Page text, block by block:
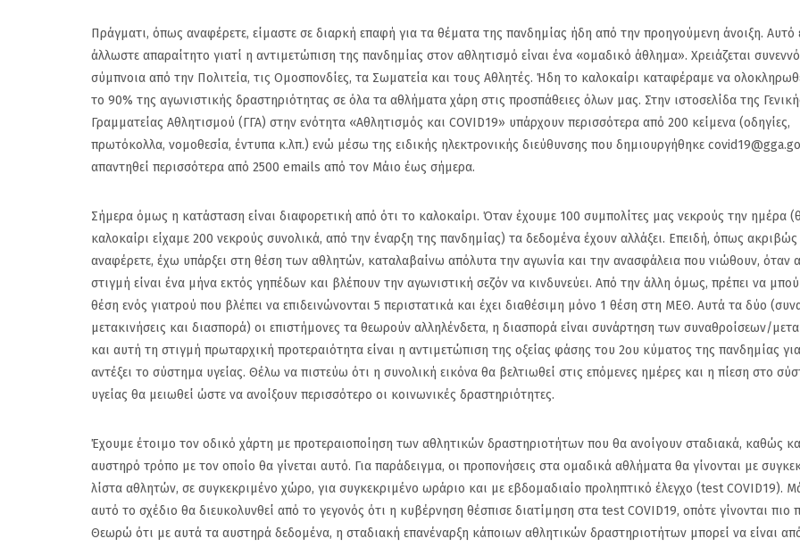
Πράγματι, όπως αναφέρετε, είμαστε σε διαρκή επαφή για τα θέματα της πανδημίας ήδη από την προηγούμενη άνοιξη. Αυτό
άλλωστε απαραίτητο γιατί η αντιμετώπιση της πανδημίας στον αθλητισμό είναι ένα «ομαδικό άθλημα». Χρειάζεται
σύμπνοια από την Πολιτεία, τις Ομοσπονδίες, τα Σωματεία και τους Αθλητές. Ήδη το καλοκαίρι καταφέραμε να
το 90% της αγωνιστικής δραστηριότητας σε όλα τα αθλήματα χάρη στις προσπάθειες όλων μας. Στην ιστοσελίδα της
Γραμματείας Αθλητισμού (ΓΓΑ) στην ενότητα «Αθλητισμός και COVID19» υπάρχουν περισσότερα από 200 κείμενα (οδηγίες,
πρωτόκολλα, νομοθεσία, έντυπα κ.λπ.) ενώ μέσω της ειδικής ηλεκτρονικής διεύθυνσης που δημιουργήθηκε
απαντηθεί περισσότερα από 2500 emails από τον Μάιο έως σήμερα.
Σήμερα όμως η κατάσταση είναι διαφορετική από ότι το καλοκαίρι. Όταν έχουμε 100 συμπολίτες μας νεκρούς την ημέρα
καλοκαίρι είχαμε 200 νεκρούς συνολικά, από την έναρξη της πανδημίας) τα δεδομένα έχουν αλλάξει. Επειδή, όπως ακριβώς
αναφέρετε, έχω υπάρξει στη θέση των αθλητών, καταλαβαίνω απόλυτα την αγωνία και την ανασφάλεια που νιώθουν, όταν
στιγμή είναι ένα μήνα εκτός γηπέδων και βλέπουν την αγωνιστική σεζόν να κινδυνεύει. Από την άλλη όμως, πρέπει να
θέση ενός γιατρού που βλέπει να επιδεινώνονται 5 περιστατικά και έχει διαθέσιμη μόνο 1 θέση στη ΜΕΘ. Αυτά τα δύο
μετακινήσεις και διασπορά) οι επιστήμονες τα θεωρούν αλληλένδετα, η διασπορά είναι συνάρτηση των συναθροίσεων/
και αυτή τη στιγμή πρωταρχική προτεραιότητα είναι η αντιμετώπιση της οξείας φάσης του 2ου κύματος της πανδημίας
αντέξει το σύστημα υγείας. Θέλω να πιστεύω ότι η συνολική εικόνα θα βελτιωθεί στις επόμενες ημέρες και η πίεση στο
υγείας θα μειωθεί ώστε να ανοίξουν περισσότερο οι κοινωνικές δραστηριότητες.
Έχουμε έτοιμο τον οδικό χάρτη με προτεραιοποίηση των αθλητικών δραστηριοτήτων που θα ανοίγουν σταδιακά, καθώς
αυστηρό τρόπο με τον οποίο θα γίνεται αυτό. Για παράδειγμα, οι προπονήσεις στα ομαδικά αθλήματα θα γίνονται με
λίστα αθλητών, σε συγκεκριμένο χώρο, για συγκεκριμένο ωράριο και με εβδομαδιαίο προληπτικό έλεγχο (test COVID19).
αυτό το σχέδιο θα διευκολυνθεί από το γεγονός ότι η κυβέρνηση θέσπισε διατίμηση στα test COVID19, οπότε γίνονται πιο
Θεωρώ ότι με αυτά τα αυστηρά δεδομένα, η σταδιακή επανέναρξη κάποιων αθλητικών δραστηριοτήτων μπορεί να είναι
Πανιώνιος: Η επίσημη
απάντηση του Κώστα
Ρούπτσου στον ΠΣΑΠΠ
Ανακοίνωσε τον Alex
Craninx ο Πανιώνιος
Πανιώνιος: Η
απάντηση
Ρούπτσου